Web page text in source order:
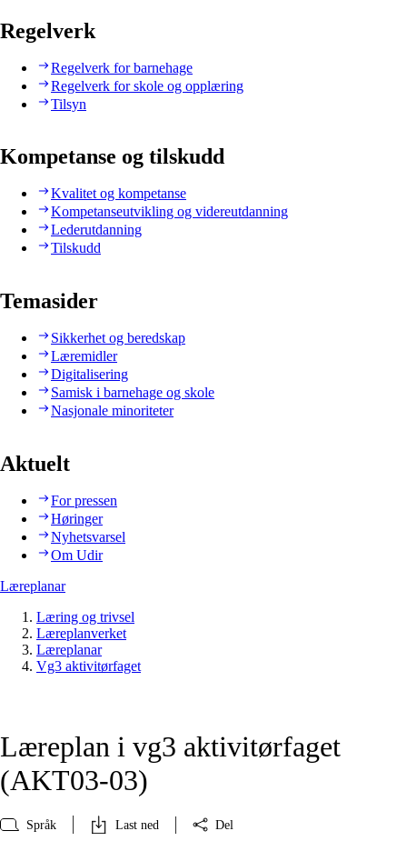
Regelverk
Regelverk for barnehage
Regelverk for skole og opplæring
Tilsyn
Kompetanse og tilskudd
Kvalitet og kompetanse
Kompetanseutvikling og videreutdanning
Lederutdanning
Tilskudd
Temasider
Sikkerhet og beredskap
Læremidler
Digitalisering
Samisk i barnehage og skole
Nasjonale minoriteter
Aktuelt
For pressen
Høringer
Nyhetsvarsel
Om Udir
Læreplanar
Læring og trivsel
Læreplanverket
Læreplanar
Vg3 aktivitørfaget
Læreplan i vg3 aktivitørfaget
(AKT03‑03)
Språk Last ned Del